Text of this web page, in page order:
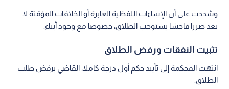
وشددت على أن الإساءات اللفظية العابرة أو الخلافات المؤقتة لا
تعد ضررا فاحشا يستوجب الطلاق، خصوصا مع وجود أبناء.
تثبيت النفقات ورفض الطلاق
انتهت المحكمة إلى تأييد حكم أول درجة كاملا، القاضي برفض طلب
الطلاق.